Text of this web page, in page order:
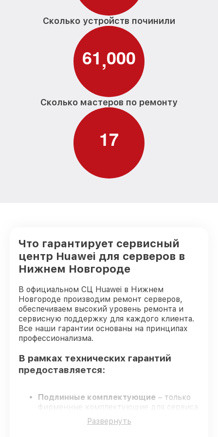
Сколько устройств починили
61,000
Сколько мастеров по ремонту
17
Что гарантирует сервисный
центр Huawei для серверов в
Нижнем Новгороде
В официальном СЦ Huawei в Нижнем
Новгороде производим ремонт серверов,
обеспечиваем высокий уровень ремонта и
сервисную поддержку для каждого клиента.
Все наши гарантии основаны на принципах
профессионализма.
В рамках технических гарантий
предоставляется:
Подлинные комплектующие – только
фирменные комплектующие для сервиса
Сертифицированные инженеры
Развернуть